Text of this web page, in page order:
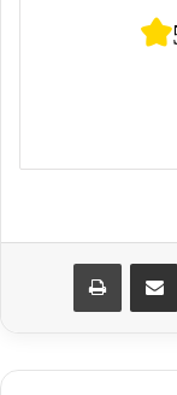
اشتراک گذاری از طریق ایمیل چاپ